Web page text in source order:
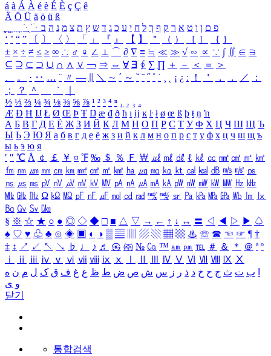
á à Á À é è É È ç Ç ê
Ä Ö Ü ä ö ü ß
ִֶֹ ֻּ ׁׂ פ ם ן ו ט א ר ק ף ך ל ח י ע כ ג ד ש ץ ת צ מ נ ה ב
‘ ’ “ ” 〔 〕 〈 〉 「 」 『 』 【 】 ＂ （ ） ［ ］ ｛ ｝
± × ÷ ≠ ≤ ≥ ∞ ∴ ♂ ♀ ∠ ⊥ ⌒ ∂ ∇ ≡ ≒ ≪ ≫ √ ∽ ∝ ∵ ∫ ∬ ∈ ∋
⊆ ⊇ ⊂ ⊃ ∪ ∩ ∧ ∨ ￢ ⇒ ⇔ ∀ ∃ ∮ ∑ ∏ ＋ － ＜ ＝
＞
、
。 · ‥ … ¨ 〃 ― ＼ ∼ ´ ～ ˇ ˘ ˝ ˚ ˙ ¸ ¡ ¿ ː ！ ＇ ， ． ／
：
；
？ ＾ ｀
½ ⅓ ⅔ ¼ ¾ ⅛ ⅜ ⅝ ⅞ ¹ ² ³ ⁴ ⁿ ₁ ₂ ₃ ₄
Æ Ð Ħ Ĳ Ł Ø Œ Þ Ŧ Ŋ æ đ ð ħ ı ĳ ĸ ŀ ł ø œ ß þ ŧ ŋ ŉ
А Б В Г Д Е Ё Ж З И Й К Л М Н О П Р С Т У Ф Х Ц Ч Ш Щ Ъ
Ы Ь Э Ю Я а б в г д е ё ж з и й к л м н о п р с т у ф х ц ч ш щ ъ
ы ь э ю я
′ ″ ℃ Å ￠ ￡ ￥ ¤ ℉ ‰ ＄ ％ Ｆ ￦ ㎕ ㎖ ㎗ ℓ ㎘ ㏄ ㎣ ㎤ ㎥ ㎦
㎙ ㎚ ㎛ ㎜ ㎝ ㎞ ㎟ ㎠ ㎡ ㎢ ㏊ ㎍ ㎎ ㎏ ㏏ ㎈ ㎉ ㏈ ㎧ ㎨ ㎰
㎱ ㎲ ㎳ ㎴ ㎵ ㎶ ㎷ ㎸ ㎹ ㎀ ㎁ ㎂ ㎃ ㎄ ㎺ ㎻ ㎽ ㎾ ㎿ ㎐ ㎑
㎒ ㎓ ㎔ Ω ㏀ ㏁ ㎊ ㎋ ㎌ ㏖ ㏅ ㎭ ㎮ ㎯ ㏛ ㎩ ㎪ ㎫ ㎬ ㏝ ㏐
㏓
㏃ ㏉ ㏜ ㏆
§ ※ ☆ ★ ○ ● ◎ ◇ ◆ □ ■ △ ▽ → ← ↑ ↓ ↔ 〓 ◁ ◀ ▷ ▶ ♤
♠ ♡ ♥ ♧ ♣ ⊙ ◈ ▣ ◐ ◑ ▒ ▤ ▨ ▧ ▦ ▩ ♨ ☏ ☎ ☜ ☞ ¶ †
‡ ↕ ↗ ↙ ↖ ↘ ♭ ♩ ♪ ♬ ㉿ ㈜ № ㏇ ™ ㏂ ㏘ ℡ ＃ ＆ ＊ ＠ ª º
ⅰ
ⅱ ⅲ ⅳ ⅴ ⅵ ⅶ ⅷ ⅸ ⅹ Ⅳ Ⅴ Ⅵ Ⅶ Ⅷ Ⅸ Ⅹ
ب ت ث ج ح خ د ذ ر ز س ش ص ض ط ظ ع غ ف ق ک ل م ن ه
و ی
닫기
통합검색